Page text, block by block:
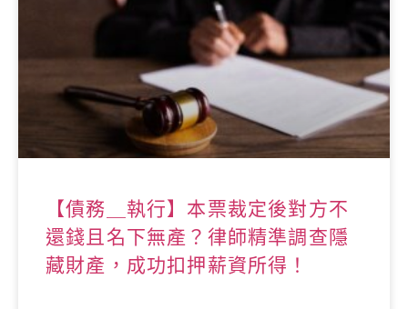
【債務＿執行】本票裁定後對方不
還錢且名下無產？律師精準調查隱
藏財產，成功扣押薪資所得！